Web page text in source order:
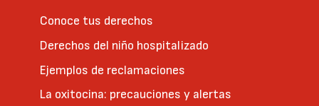
Conoce tus derechos
Derechos del niño hospitalizado
Ejemplos de reclamaciones
La oxitocina: precauciones y alertas